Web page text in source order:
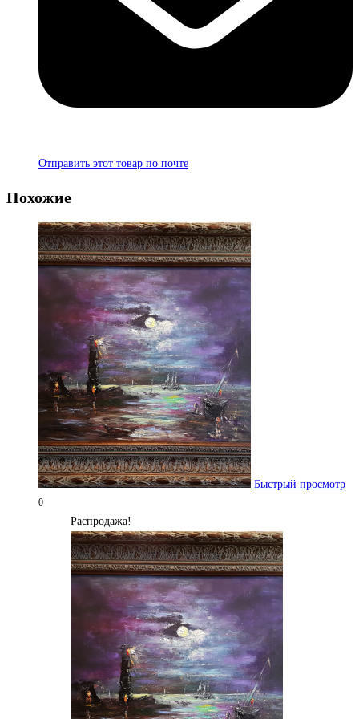
Отправить этот товар по почте
Похожие
Быстрый просмотр
0
Распродажа!